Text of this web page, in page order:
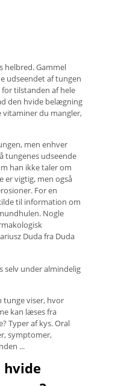
helbred. Gammel
udseendet af tungen
tilstanden af ​​hele
den hvide belægning
vitaminer du mangler,
men enhver
udseende
han ikke taler om
er vigtig, men også
For en
til information om
Nogle
Duda fra Duda
selv under almindelig
tunge viser, hvor
kan læses fra
Typer af kys. Oral
symptomer,
...
hvide